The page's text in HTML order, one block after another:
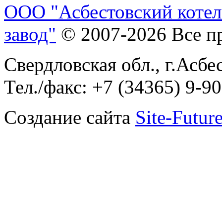
ООО "Асбестовский
завод" © 2007-2026 Все
Свердловская обл.,
Тел./факс: +7 (34365) 9-
Создание сайта Site-